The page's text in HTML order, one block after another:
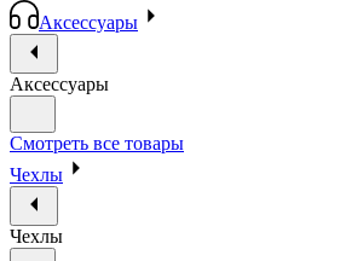
Аксессуары
Аксессуары
Смотреть все товары
Чехлы
Чехлы